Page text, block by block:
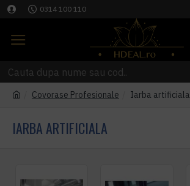
0314 100 110
Covorase Profesionale Iarba artificiala
IARBA ARTIFICIALA